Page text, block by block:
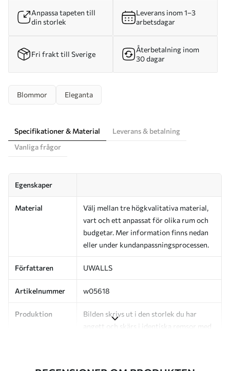
Anpassa tapeten till
din storlek
Leverans inom 1–3
arbetsdagar
Fri frakt till Sverige
Återbetalning inom
30 dagar
Blommor Eleganta
Specifikationer & Material
Leverans & betalning
Vanliga frågor
Egenskaper
Material
Välj mellan tre högkvalitativa material,
vart och ett anpassat för olika rum och
budgetar. Mer information finns nedan
eller under kundanpassningsprocessen.
Författaren UWALLS
Artikelnummer w05618
Produktion
Bilden skrivs ut i den storlek du har
angett och skärs i identiska remsor med